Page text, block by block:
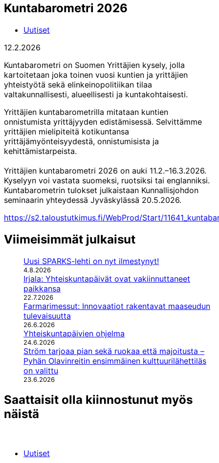
Kuntabarometri 2026
Uutiset
12.2.2026
Kuntabarometri on Suomen Yrittäjien kysely, jolla
kartoitetaan joka toinen vuosi kuntien ja yrittäjien
yhteistyötä sekä elinkeinopolitiikan tilaa
valtakunnallisesti, alueellisesti ja kuntakohtaisesti.
Yrittäjien kuntabarometrilla mitataan kuntien
onnistumista yrittäjyyden edistämisessä. Selvittämme
yrittäjien mielipiteitä kotikuntansa
yrittäjämyönteisyydestä, onnistumisista ja
kehittämistarpeista.
Yrittäjien kuntabarometri 2026 on auki 11.2.–16.3.2026.
Kyselyyn voi vastata suomeksi, ruotsiksi tai englanniksi.
Kuntabarometrin tulokset julkaistaan Kunnallisjohdon
seminaarin yhteydessä Jyväskylässä 20.5.2026.
https://s2.taloustutkimus.fi/WebProd/Start/
Viimeisimmät julkaisut
Uusi SPARKS-lehti on nyt ilmestynyt!
4.8.2026
Irjala: Yhteiskuntapäivät ovat vakiinnuttaneet
paikkansa
22.7.2026
Farmarimessut: Innovaatiot rakentavat maaseudun
tulevaisuutta
26.6.2026
Yhteiskuntapäivien ohjelma
24.6.2026
Ström tarjoaa pian sekä ruokaa että majoitusta –
Pyhän Olavinreitin ensimmäinen kulttuurilähettiläs
on valittu
23.6.2026
Saattaisit olla kiinnostunut myös
näistä
Uutiset